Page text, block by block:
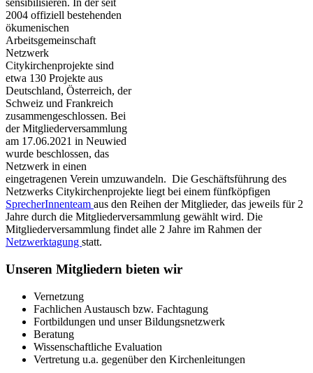
sensibilisieren. In der seit
2004 offiziell bestehenden
ökumenischen
Arbeitsgemeinschaft
Netzwerk
Citykirchenprojekte sind
etwa 130 Projekte aus
Deutschland, Österreich, der
Schweiz und Frankreich
zusammengeschlossen. Bei
der Mitgliederversammlung
am 17.06.2021 in Neuwied
wurde beschlossen, das
Netzwerk in einen
eingetragenen Verein umzuwandeln. Die Geschäftsführung des
Netzwerks Citykirchenprojekte liegt bei einem fünfköpfigen
SprecherInnenteam aus den Reihen der Mitglieder, das jeweils für 2
Jahre durch die Mitgliederversammlung gewählt wird. Die
Mitgliederversammlung findet alle 2 Jahre im Rahmen der
Netzwerktagung statt.
Unseren Mitgliedern bieten wir
Vernetzung
Fachlichen Austausch bzw. Fachtagung
Fortbildungen und unser Bildungsnetzwerk
Beratung
Wissenschaftliche Evaluation
Vertretung u.a. gegenüber den Kirchenleitungen